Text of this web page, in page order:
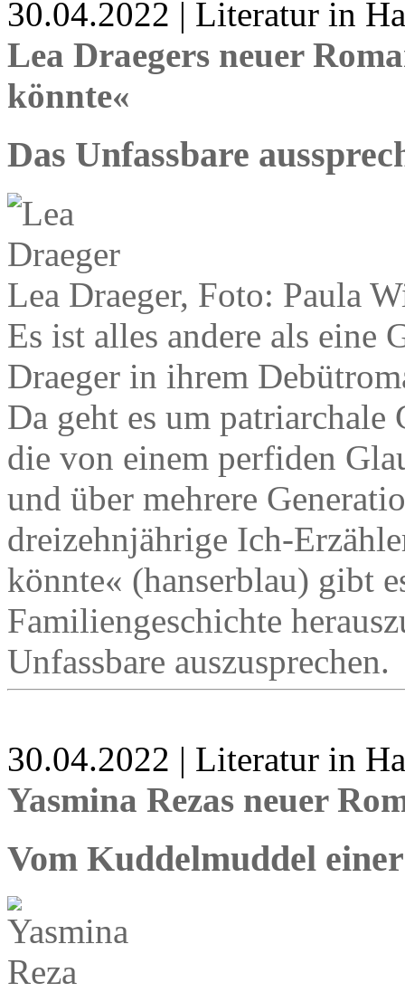
30.04.2022 | Literatur in
Lea Draegers neuer
könnte«
Das Unfassbare
Lea Draeger, Foto: Paula
Es ist alles andere als eine
Draeger in ihrem
Da geht es um
die von einem perfiden
und über mehrere
dreizehnjährige Ich-
könnte« (hanserblau) gibt
Familiengeschichte
Unfassbare auszusprechen.
30.04.2022 | Literatur in
Yasmina Rezas neuer
Vom Kuddelmuddel